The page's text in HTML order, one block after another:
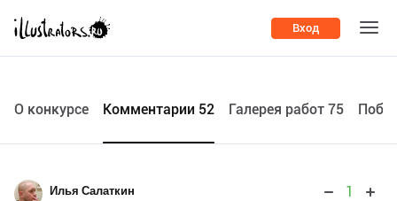
Вход
О конкурсе Комментарии 52 Галерея работ 75
Илья Салаткин 1